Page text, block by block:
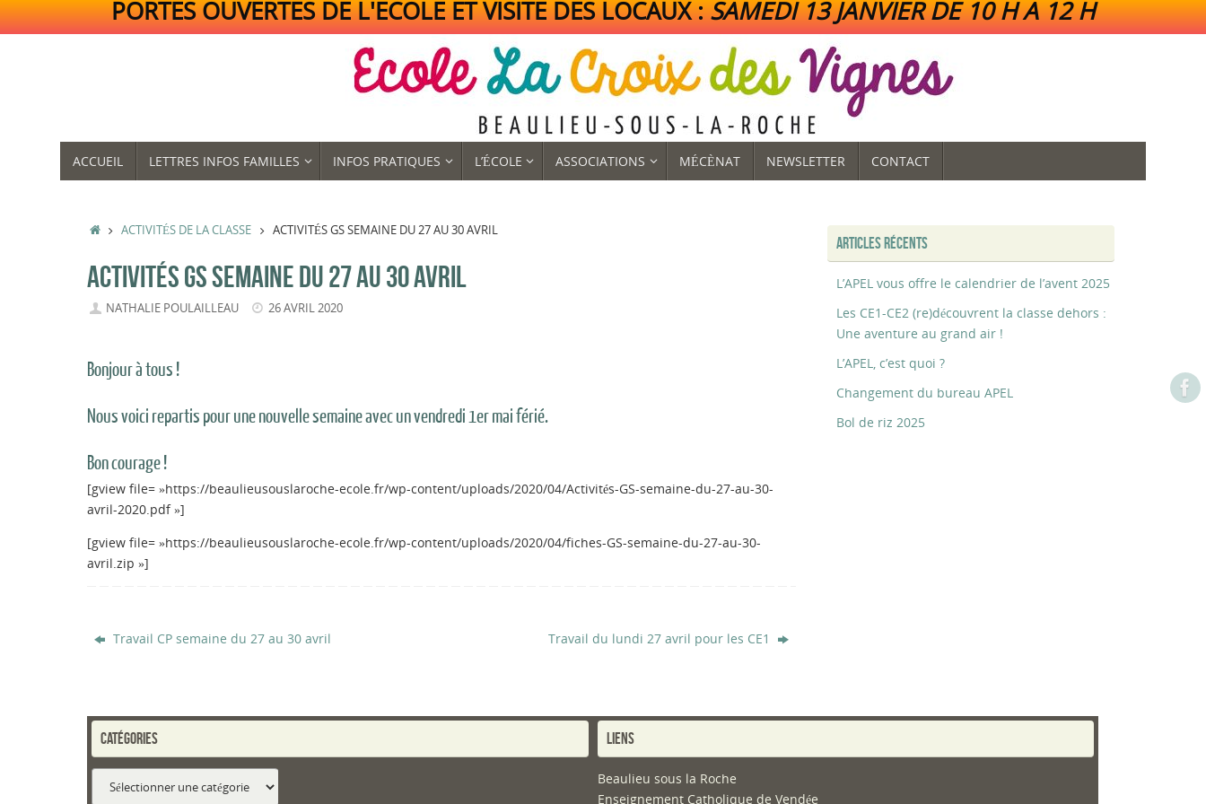
PORTES OUVERTES DE L'ECOLE ET VISITE DES LOCAUX :SAMEDI 13 JANVIER DE 10 H A 12 H
AUACCUEIL LETTRES INFOS FAMILLES INFOS PRATIQUES L’ÉCOLE ASSOCIATIONS MÉCÈNAT NEWSLETTER CONTACT
ACCUEIL
ACTIVITÉS DE LA CLASSE ACTIVITÉS GS SEMAINE DU 27 AU 30 AVRIL
ACTIVITÉS GS SEMAINE DU 27 AU 30 AVRIL
NATHALIE POULAILLEAU 26 AVRIL 2020
Bonjour à tous !
Nous voici repartis pour une nouvelle semaine avec un vendredi 1er mai férié.
Bon courage !
[gview file= »https://beaulieusouslaroche-ecole.fr/wp-content/uploads/2020/04/Activités-GS-semaine-du-27-au-30-
avril-2020.pdf »]
[gview file= »https://beaulieusouslaroche-ecole.fr/wp-content/uploads/2020/04/fiches-GS-semaine-du-27-au-30-
avril.zip »]
Travail CP semaine du 27 au 30 avril Travail du lundi 27 avril pour les CE1
ARTICLES RÉCENTS
L’APEL vous offre le calendrier de l’avent 2025
Les CE1-CE2 (re)découvrent la classe dehors :
Une aventure au grand air !
L’APEL, c’est quoi ?
Changement du bureau APEL
Bol de riz 2025
CATÉGORIES LIENS
Beaulieu sous la Roche
Enseignement Catholique de Vendée